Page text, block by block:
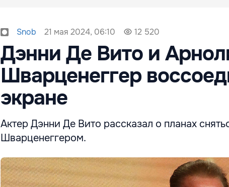
Snob 21 мая 2024, 06:10 12 520
Дэнни Де Вито и
Шварценеггер
экране
Актер Дэнни Де Вито рассказал о планах
Шварценеггером.